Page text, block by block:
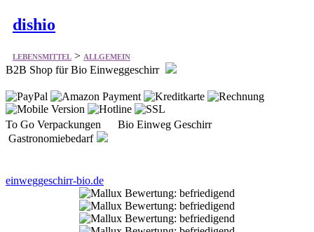
dishio
LEBENSMITTEL>ALLGEMEIN
B2B Shop für Bio Einweggeschirr
To Go Verpackungen Bio Einweg Geschirr
Gastronomiebedarf
einweggeschirr-bio.de